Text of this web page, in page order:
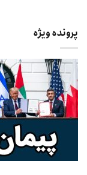
پرونده ویژه